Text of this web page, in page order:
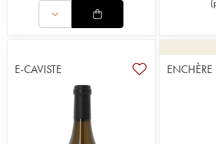
(
E-CAVISTE ENCHÈRE